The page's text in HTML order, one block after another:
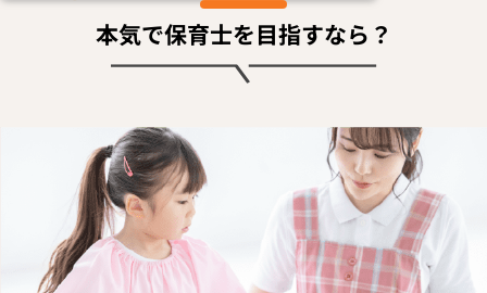
本気で保育士を目指すなら？